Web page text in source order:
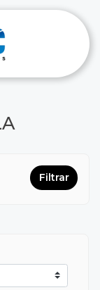
Filtrar